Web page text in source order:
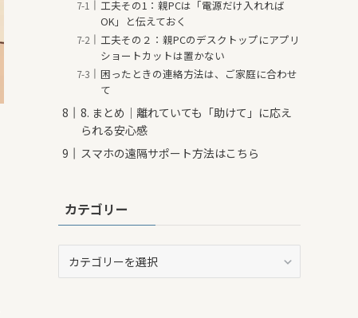
工夫その1：親PCは「電源だけ入れれば
OK」と伝えておく
工夫その２：親PCのデスクトップにアプリ
ショートカットは置かない
困ったときの連絡方法は、ご家庭に合わせ
て
8. まとめ｜離れていても「助けて」に応え
られる安心感
スマホの遠隔サポート方法はこちら
カテゴリー